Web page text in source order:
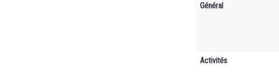
Général
Activités